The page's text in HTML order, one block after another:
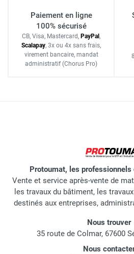
Paiement en ligne
100% sécurisé
CB, Visa, Mastercard, PayPal,
Scalapay, 3x ou 4x sans frais,
virement bancaire, mandat
administratif (Chorus Pro)
Protoumat, les professionnels
Vente et service après-vente de
les travaux du bâtiment, les
destinés aux entreprises,
Nous trouver
35 route de Colmar, 67600
Nous